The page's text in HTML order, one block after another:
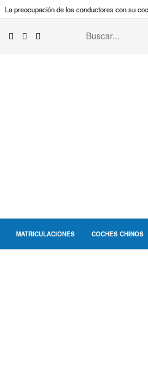
La preocupación de los conductores con su
MATRICULACIONES COCHES CHINOS